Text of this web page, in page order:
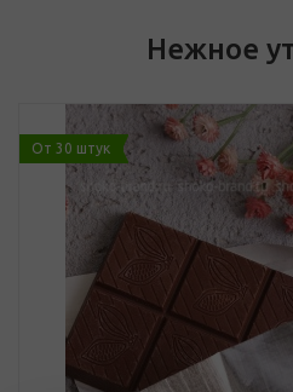
Нежное
От 30 штук